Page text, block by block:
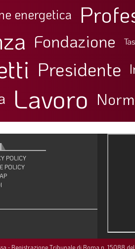
energetica
Fondazione
Presidente
Lavoro
POLICY
POLICY
- Registrazione Tribunale di Roma n. 15088